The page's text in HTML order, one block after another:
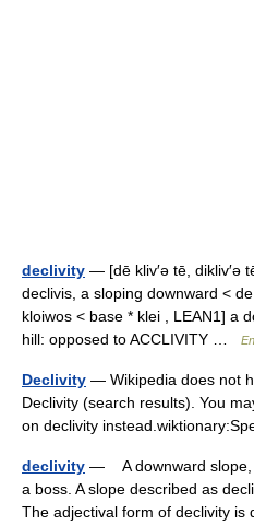
declivity — [dē kliv′ə tē, dikliv′ə
declivis, a sloping downward <
kloiwos < base * klei , LEAN1] a
hill: opposed to ACCLIVITY …
Declivity — Wikipedia does not
Declivity (search results). You
on declivity
declivity — A downward slope,
a boss. A slope described as
The adjectival form of declivity is